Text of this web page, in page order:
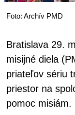
Foto: Archív PMD
Bratislava 29.
misijné diela
priateľov sériu
priestor na
pomoc misiám.